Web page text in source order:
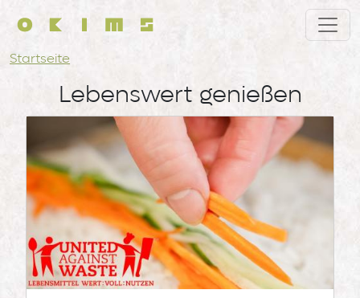
Pfadnavigation
Startseite
Lebenswert genießen